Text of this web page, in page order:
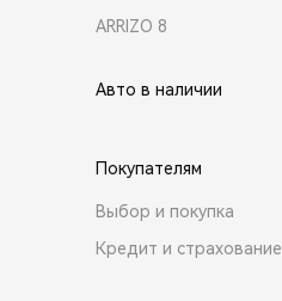
ARRIZO 8
Авто в наличии
Покупателям
Выбор и покупка
Кредит и страхование